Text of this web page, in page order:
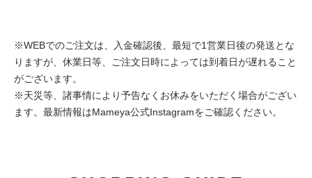
※WEBでのご注文は、入金確認後、最短で1営業日後の発送とな
りますが、休業日等、ご注文日時によっては到着日が遅れること
がございます。
※天災等、諸事情により予告なくお休みをいただく場合がござい
ます。最新情報はMameya公式Instagramをご確認ください。